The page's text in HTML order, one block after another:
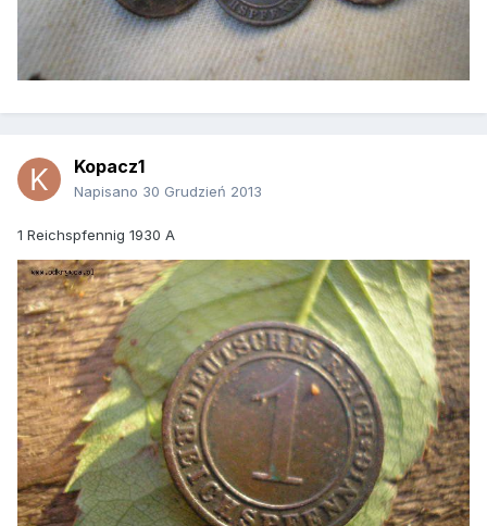
Kopacz1
Napisano 30 Grudzień 2013
1 Reichspfennig 1930 A